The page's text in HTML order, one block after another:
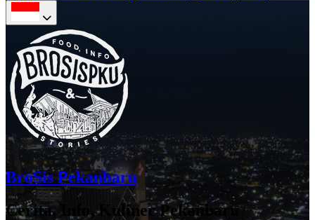
BroSis Pekanbaru
Cerita, Info, Kuliner Pekanbaru